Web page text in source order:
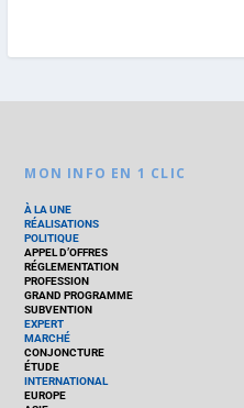
MON INFO EN 1 CLIC
À LA UNE
RÉALISATIONS
POLITIQUE
APPEL D’OFFRES
RÉGLEMENTATION
PROFESSION
GRAND PROGRAMME
SUBVENTION
EXPERT
MARCHÉ
CONJONCTURE
ÉTUDE
INTERNATIONAL
EUROPE